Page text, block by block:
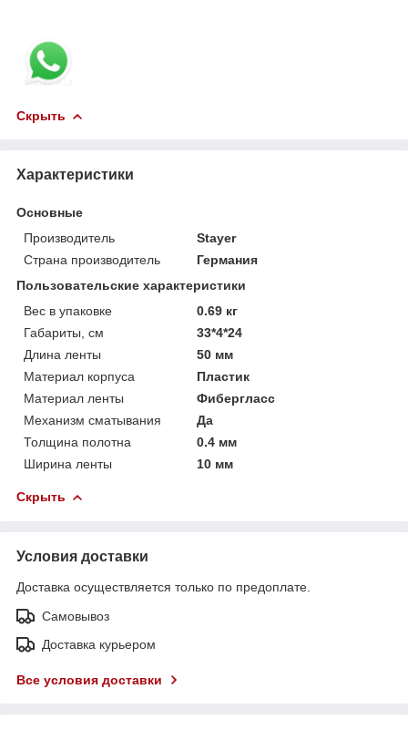
Скрыть
Характеристики
Основные
Производитель
Stayer
Страна производитель
Германия
Пользовательские характеристики
Вес в упаковке
0.69 кг
Габариты, см
33*4*24
Длина ленты
50 мм
Материал корпуса
Пластик
Материал ленты
Фибергласс
Механизм сматывания
Да
Толщина полотна
0.4 мм
Ширина ленты
10 мм
Скрыть
Условия доставки
Доставка осуществляется только по предоплате.
Самовывоз
Доставка курьером
Все условия доставки